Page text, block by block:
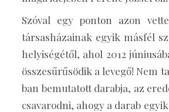
Szóval egy ponton azon
társasházainak egyik másfél
helyiségétől, ahol 2012
összesűrűsödik a levegő! Nem
ban bemutatott darabja, az
csavarodni, ahogy a darab